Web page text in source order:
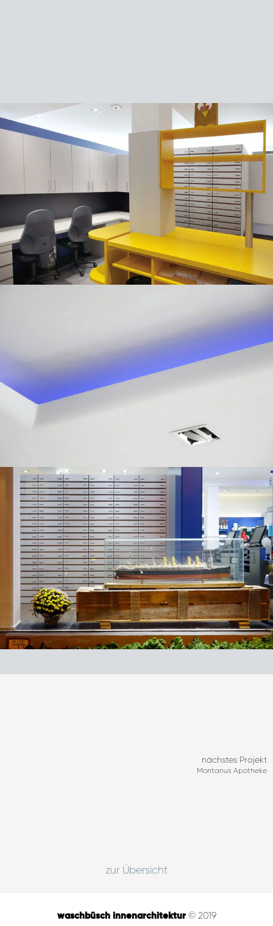
nächstes Projekt
Montanus Apotheke
zur Übersicht
waschbüsch innenarchitektur© 2019